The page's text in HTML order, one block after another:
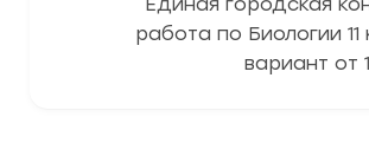
Единая городская
работа по Биологии 11
вариант от